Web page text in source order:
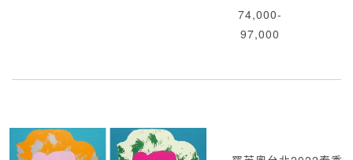
74,000-
97,000